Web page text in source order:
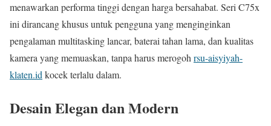
menawarkan performa tinggi dengan harga bersahabat. Seri C75x
ini dirancang khusus untuk pengguna yang menginginkan
pengalaman multitasking lancar, baterai tahan lama, dan kualitas
kamera yang memuaskan, tanpa harus merogoh rsu-aisyiyah-
klaten.id kocek terlalu dalam.
Desain Elegan dan Modern